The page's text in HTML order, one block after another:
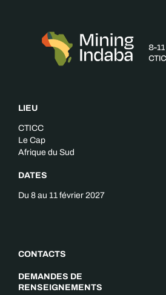
LIEU
CTICC
Le Cap
Afrique du Sud
DATES
Du 8 au 11 février 2027
CONTACTS
DEMANDES DE
RENSEIGNEMENTS